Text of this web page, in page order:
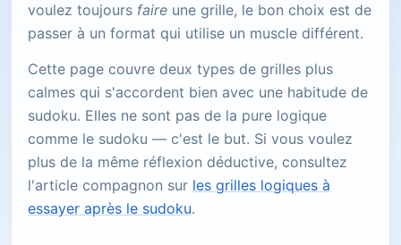
voulez toujours faire une grille, le bon choix est de
passer à un format qui utilise un muscle différent.
Cette page couvre deux types de grilles plus
calmes qui s'accordent bien avec une habitude de
sudoku. Elles ne sont pas de la pure logique
comme le sudoku — c'est le but. Si vous voulez
plus de la même réflexion déductive, consultez
l'article compagnon sur les grilles logiques à
essayer après le sudoku.